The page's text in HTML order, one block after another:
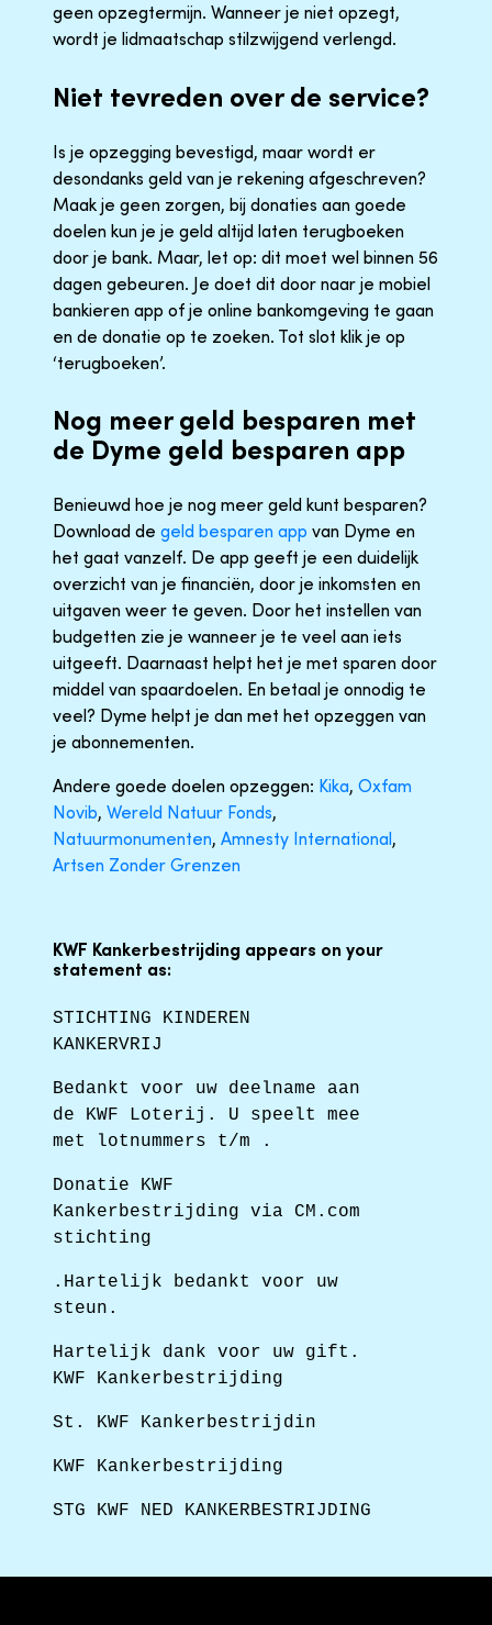
geen opzegtermijn. Wanneer je niet opzegt,
wordt je lidmaatschap stilzwijgend verlengd.
Niet tevreden over de service?
Is je opzegging bevestigd, maar wordt er
desondanks geld van je rekening afgeschreven?
Maak je geen zorgen, bij donaties aan goede
doelen kun je je geld altijd laten terugboeken
door je bank. Maar, let op: dit moet wel binnen 56
dagen gebeuren. Je doet dit door naar je mobiel
bankieren app of je online bankomgeving te gaan
en de donatie op te zoeken. Tot slot klik je op
‘terugboeken’.
Nog meer geld besparen met
de Dyme geld besparen app
Benieuwd hoe je nog meer geld kunt besparen?
Download de geld besparen app van Dyme en
het gaat vanzelf. De app geeft je een duidelijk
overzicht van je financiën, door je inkomsten en
uitgaven weer te geven. Door het instellen van
budgetten zie je wanneer je te veel aan iets
uitgeeft. Daarnaast helpt het je met sparen door
middel van spaardoelen. En betaal je onnodig te
veel? Dyme helpt je dan met het opzeggen van
je abonnementen.
Andere goede doelen opzeggen: Kika, Oxfam
Novib, Wereld Natuur Fonds,
Natuurmonumenten, Amnesty International,
Artsen Zonder Grenzen
KWF Kankerbestrijding appears on your
statement as:
STICHTING KINDEREN
KANKERVRIJ
Bedankt voor uw deelname aan
de KWF Loterij. U speelt mee
met lotnummers t/m .
Donatie KWF
Kankerbestrijding via CM.com
stichting
.Hartelijk bedankt voor uw
steun.
Hartelijk dank voor uw gift.
KWF Kankerbestrijding
St. KWF Kankerbestrijdin
KWF Kankerbestrijding
STG KWF NED KANKERBESTRIJDING